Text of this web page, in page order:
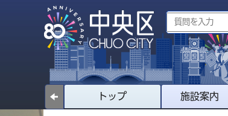
トップ 施設案内